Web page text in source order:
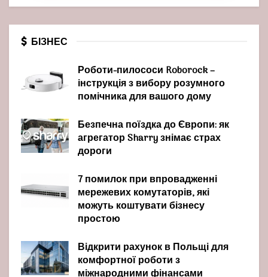
БІЗНЕС
Роботи-пилососи Roborock –
інструкція з вибору розумного
помічника для вашого дому
Безпечна поїздка до Європи: як
агрегатор Sharry знімає страх
дороги
7 помилок при впровадженні
мережевих комутаторів, які
можуть коштувати бізнесу
простою
Відкрити рахунок в Польщі для
комфортної роботи з